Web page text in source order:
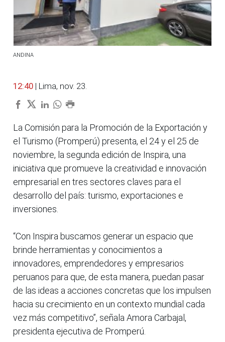
ANDINA
12:40 | Lima, nov. 23.
La Comisión para la Promoción de la Exportación y
el Turismo (Promperú) presenta, el 24 y el 25 de
noviembre, la segunda edición de Inspira, una
iniciativa que promueve la creatividad e innovación
empresarial en tres sectores claves para el
desarrollo del país: turismo, exportaciones e
inversiones.
“Con Inspira buscamos generar un espacio que
brinde herramientas y conocimientos a
innovadores, emprendedores y empresarios
peruanos para que, de esta manera, puedan pasar
de las ideas a acciones concretas que los impulsen
hacia su crecimiento en un contexto mundial cada
vez más competitivo”, señala Amora Carbajal,
presidenta ejecutiva de Promperú.